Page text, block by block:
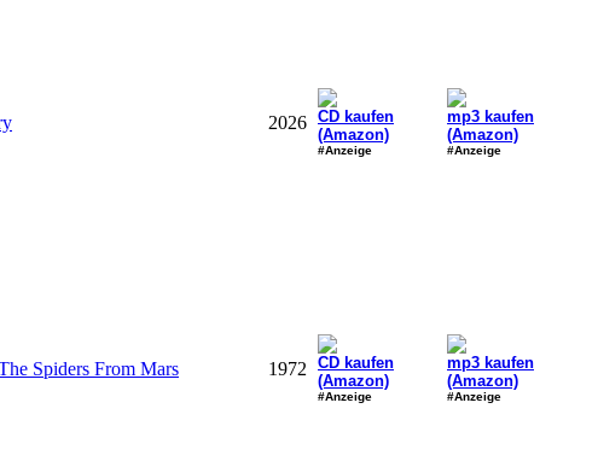
2026 CD kaufen
(Amazon)
#Anzeige
mp3 kaufen
(Amazon)
#Anzeige
Spiders From Mars 1972
CD kaufen
(Amazon)
#Anzeige
mp3 kaufen
(Amazon)
#Anzeige